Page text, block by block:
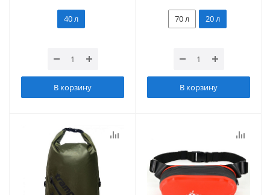
40 л
В корзину
70 л 20 л
В корзину